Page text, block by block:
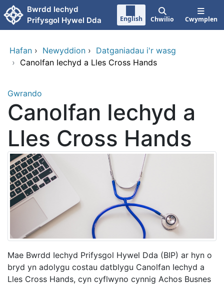
Neidio i'r prif gynnwy
Bwrdd Iechyd
Prifysgol Hywel Dda
English Chwilio Cwymplen
Hafan › Newyddion › Datganiadau i'r wasg
› Canolfan Iechyd a Lles Cross Hands
Gwrando
Canolfan Iechyd a
Lles Cross Hands
Mae Bwrdd Iechyd Prifysgol Hywel Dda (BIP) ar hyn o
bryd yn adolygu costau datblygu Canolfan Iechyd a
Lles Cross Hands, cyn cyflwyno cynnig Achos Busnes